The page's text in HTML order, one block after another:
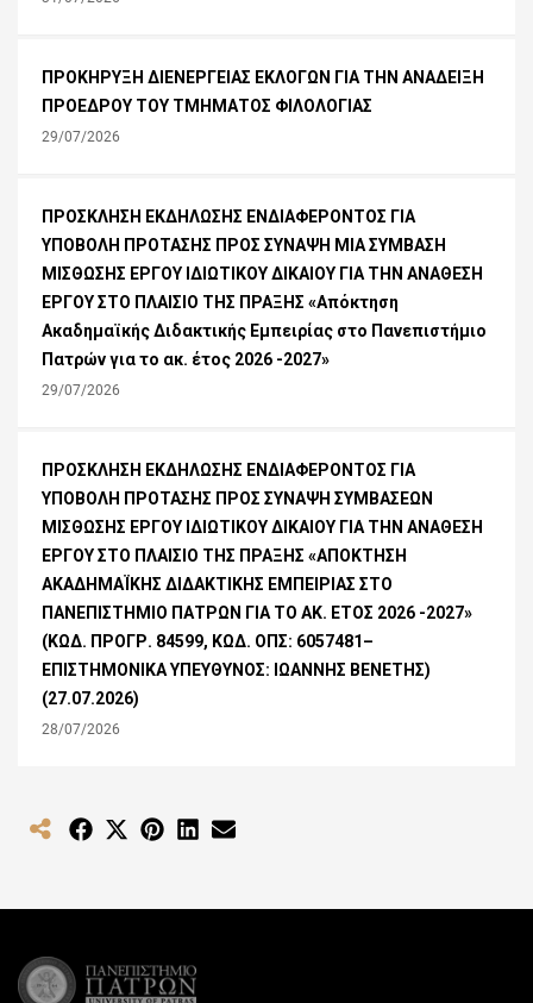
ΠΡΟΚΗΡΥΞΗ ΔΙΕΝΕΡΓΕΙΑΣ ΕΚΛΟΓΩΝ ΓΙΑ ΤΗΝ ΑΝΑΔΕΙΞΗ
ΠΡΟΕΔΡΟΥ ΤΟΥ ΤΜΗΜΑΤΟΣ ΦΙΛΟΛΟΓΙΑΣ
29/07/2026
ΠΡΟΣΚΛΗΣΗ ΕΚΔΗΛΩΣΗΣ ΕΝΔΙΑΦΕΡΟΝΤΟΣ ΓΙΑ
ΥΠΟΒΟΛΗ ΠΡΟΤΑΣΗΣ ΠΡΟΣ ΣΥΝΑΨΗ ΜΙΑ ΣΥΜΒΑΣΗ
ΜΙΣΘΩΣΗΣ ΕΡΓΟΥ ΙΔΙΩΤΙΚΟΥ ΔΙΚΑΙΟΥ ΓΙΑ ΤΗΝ ΑΝΑΘΕΣΗ
ΕΡΓΟΥ ΣΤΟ ΠΛΑΙΣΙΟ ΤΗΣ ΠΡΑΞΗΣ «Απόκτηση
Ακαδημαϊκής Διδακτικής Εμπειρίας στο Πανεπιστήμιο
Πατρών για το ακ. έτος 2026 -2027»
29/07/2026
ΠΡΟΣΚΛΗΣΗ ΕΚΔΗΛΩΣΗΣ ΕΝΔΙΑΦΕΡΟΝΤΟΣ ΓΙΑ
ΥΠΟΒΟΛΗ ΠΡΟΤΑΣΗΣ ΠΡΟΣ ΣΥΝΑΨΗ ΣΥΜΒΑΣΕΩΝ
ΜΙΣΘΩΣΗΣ ΕΡΓΟΥ ΙΔΙΩΤΙΚΟΥ ΔΙΚΑΙΟΥ ΓΙΑ ΤΗΝ ΑΝΑΘΕΣΗ
ΕΡΓΟΥ ΣΤΟ ΠΛΑΙΣΙΟ ΤΗΣ ΠΡΑΞΗΣ «ΑΠΟΚΤΗΣΗ
ΑΚΑΔΗΜΑΪΚΗΣ ΔΙΔΑΚΤΙΚΗΣ ΕΜΠΕΙΡΙΑΣ ΣΤΟ
ΠΑΝΕΠΙΣΤΗΜΙΟ ΠΑΤΡΩΝ ΓΙΑ ΤΟ ΑΚ. ΕΤΟΣ 2026 -2027»
(ΚΩΔ. ΠΡΟΓΡ. 84599, ΚΩΔ. ΟΠΣ: 6057481–
ΕΠΙΣΤΗΜΟΝΙΚΑ ΥΠΕΥΘΥΝΟΣ: ΙΩΑΝΝΗΣ ΒΕΝΕΤΗΣ)
(27.07.2026)
28/07/2026
Share Share
(Twitter)
Share Share